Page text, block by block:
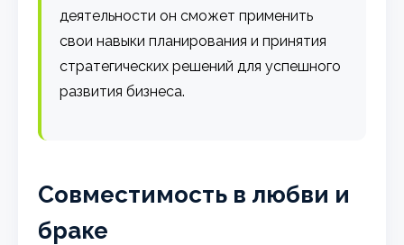
деятельности он сможет применить
свои навыки планирования и принятия
стратегических решений для успешного
развития бизнеса.
Совместимость в любви и
браке